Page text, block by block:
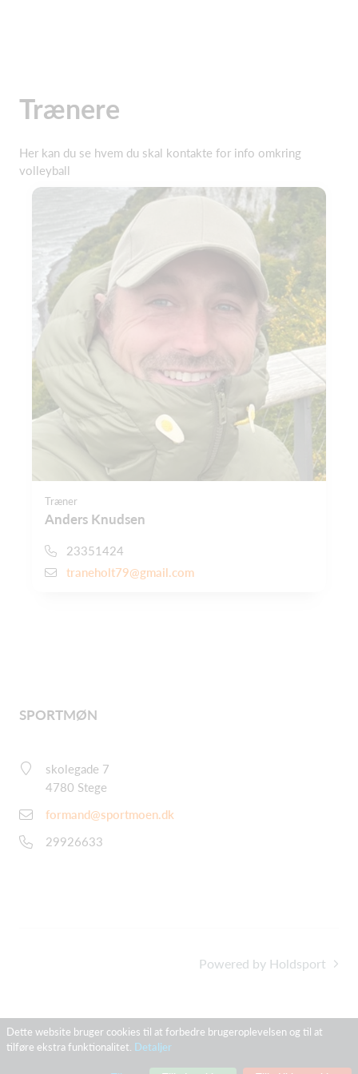
Trænere
Her kan du se hvem du skal kontakte for info omkring
volleyball
Træner
Anders Knudsen
23351424
traneholt79@gmail.com
SPORTMØN
skolegade 7
4780 Stege
formand@sportmoen.dk
29926633
Powered by Holdsport
Dette website bruger cookies til at forbedre brugeroplevelsen og til at
tilføre ekstra funktionalitet. Detaljer